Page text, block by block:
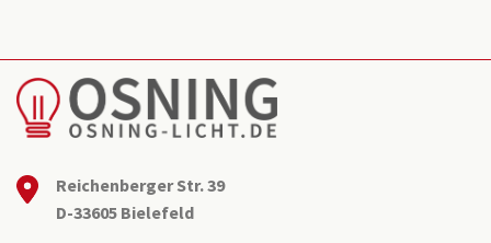
Reichenberger Str. 39
D-33605 Bielefeld